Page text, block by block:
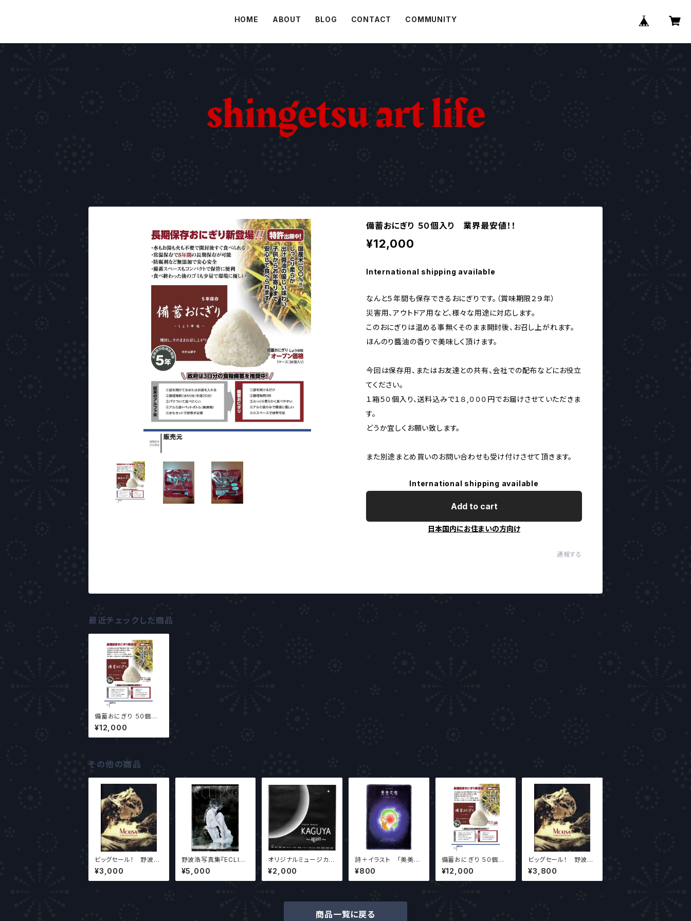
HOME ABOUT BLOG CONTACT COMMUNITY
備蓄おにぎり ５０個入り 業界最安値！！
¥12,000
International shipping available
なんと５年間も保存できるおにぎりです。（賞味期限２９年）
災害用、アウトドア用など、様々な用途に対応します。
このおにぎりは温める事無くそのまま開封後、お召し上がれます。
ほんのり醬油の香りで美味しく頂けます。
今回は保存用、またはお友達との共有、会社での配布などにお役立
てください。
１箱５０個入り、送料込みで１８,０００円でお届けさせていただきま
す。
どうか宜しくお願い致します。
また別途まとめ買いのお問い合わせも受け付けさせて頂きます。
International shipping available
Add to cart
日本国内にお住まいの方向け
通報する
最近チェックした商品
備蓄おにぎり ５０個入
り 業界最安値！！
¥12,000
その他の商品
ビッグセール！ 野波
浩 写真集『MOUSA』
ソフトカバー
¥3,000
野波浩写真集『ECLIPS
E』エクリプス 最新版
¥5,000
オリジナルミュージカル
CD「KAGUYA」 M3
ART PROJECT制
作
¥2,000
詩＋イラスト 「美美恋
歌」（ﾒｲﾒｲﾘｬﾝｺﾞｳ） 作
家：三日月綺麗 イラス
トレーター金美蓮
¥800
備蓄おにぎり ５０個入
り 業界最安値！！
¥12,000
ビッグセール！ 野波
浩 写真集『MOUSA』
ハードカバー
¥3,800
商品一覧に戻る